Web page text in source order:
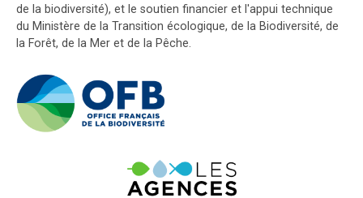
de la biodiversité), et le soutien financier et l'appui technique
du Ministère de la Transition écologique, de la Biodiversité, de
la Forêt, de la Mer et de la Pêche.